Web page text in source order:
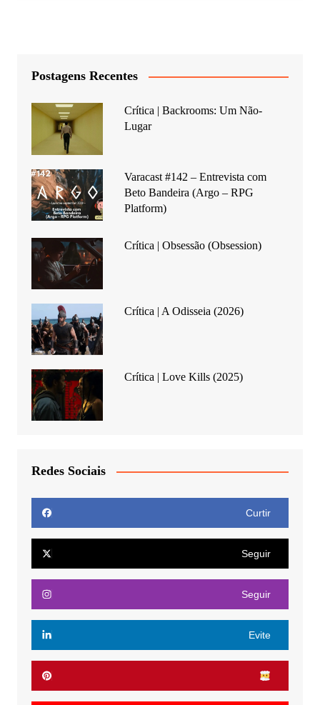
Postagens Recentes
Crítica | Backrooms: Um Não-
Lugar
Varacast #142 – Entrevista com
Beto Bandeira (Argo – RPG
Platform)
Crítica | Obsessão (Obsession)
Crítica | A Odisseia (2026)
Crítica | Love Kills (2025)
Redes Sociais
Curtir
Seguir
Seguir
Evite